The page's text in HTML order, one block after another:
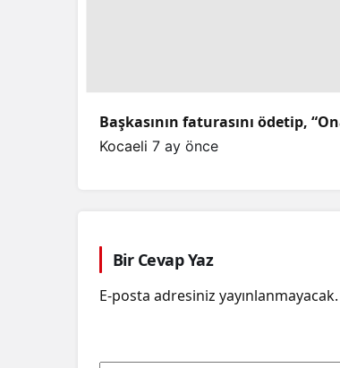
Başkasının faturasını ödetip,
Kocaeli 7 ay önce
Bir Cevap Yaz
E-posta adresiniz yayınlanmayacak.